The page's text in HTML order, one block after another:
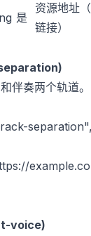
是
资源地址
链接）
伴奏两个轨道。
separation",
voice)